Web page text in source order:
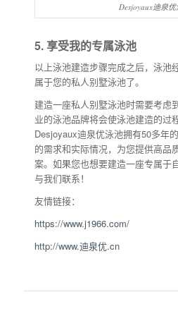
Desjoyaux迪泉
5. 享受我的专属泳池
以上泳池建造步骤完成之后，泳池
属于您的私人别墅泳池了。
建造一座私人别墅泳池时需要考虑
业的泳池品牌将会使泳池建造的过
Desjoyaux迪泉优泳池拥有50多年
的需求和实际情况，为您提供高品
案。如果您也想要建造一座专属于
与我们联系！
友情链接：
https://www.j1966.com/
http://www.迪泉优.cn